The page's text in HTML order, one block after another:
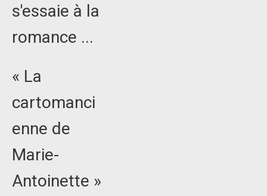
s'essaie à la
romance ...
« La
cartomanci
enne de
Marie-
Antoinette »